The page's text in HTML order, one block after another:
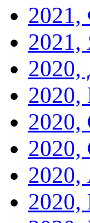
2021,
2021,
2020,
2020,
2020,
2020,
2020,